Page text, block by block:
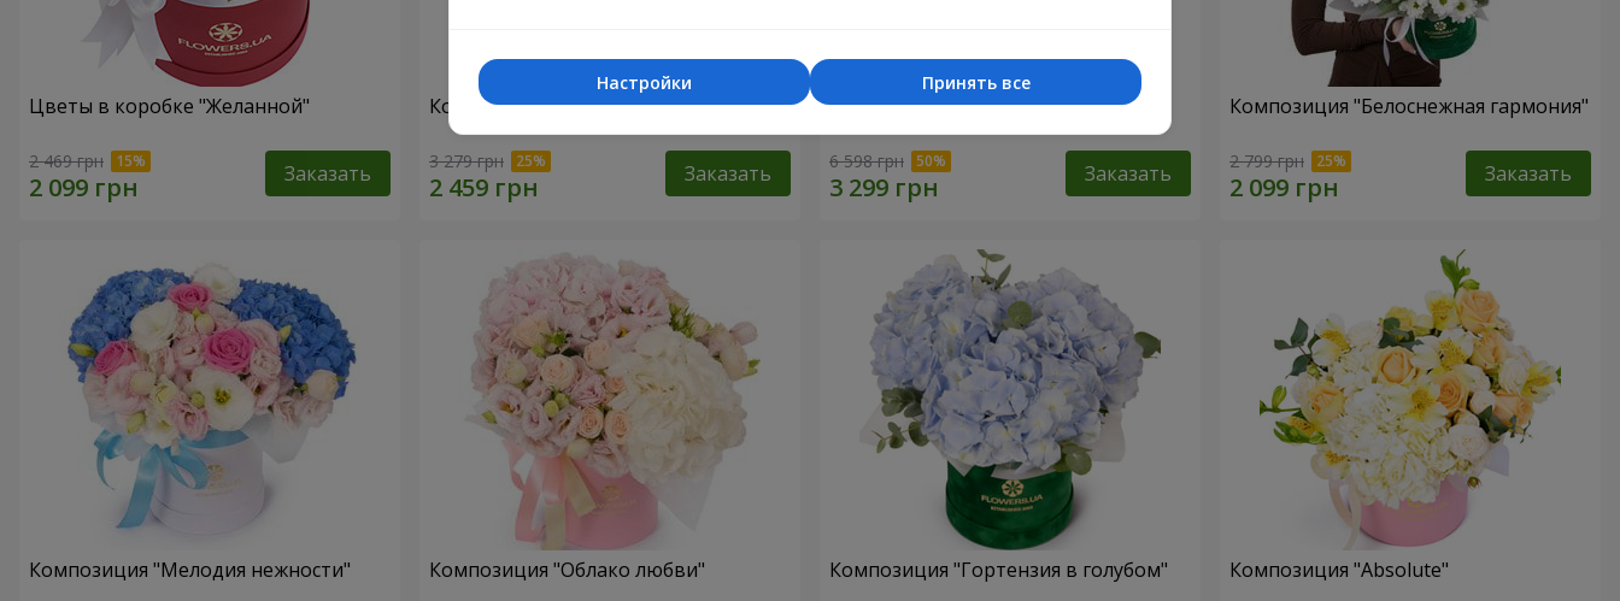
Цветы в коробке "Желанной"
2 469 грн Заказать
Композиция "Lady in Red"
3 279 грн Заказать
Композиция в коробке "Любовь в
6 598 грн Заказать
Композиция "Белоснежная гармония"
2 799 грн Заказать
Композиция "Мелодия нежности" Композиция "Облако любви" Композиция "Гортензия в голубом" Композиция "Absolute"
Принять все
Настройки